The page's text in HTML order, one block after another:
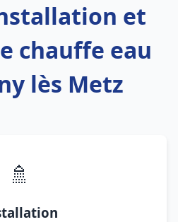
et
chauffe eau
lès Metz
🚿